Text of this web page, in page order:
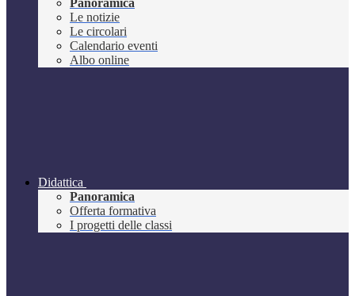
Panoramica
Le notizie
Le circolari
Calendario eventi
Albo online
Didattica
Panoramica
Offerta formativa
I progetti delle classi